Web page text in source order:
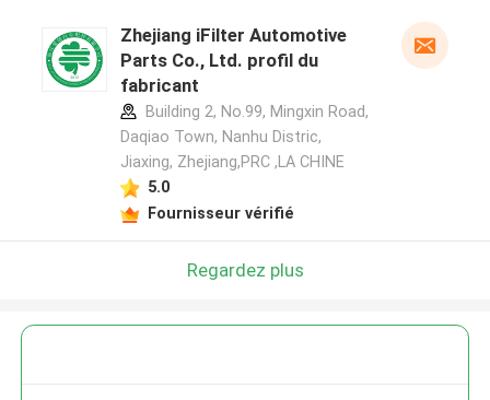
Zhejiang iFilter Automotive
Parts Co., Ltd. profil du
fabricant
Building 2, No.99, Mingxin Road,
Daqiao Town, Nanhu Distric,
Jiaxing, Zhejiang,PRC ,LA CHINE
5.0
Fournisseur vérifié
Regardez plus